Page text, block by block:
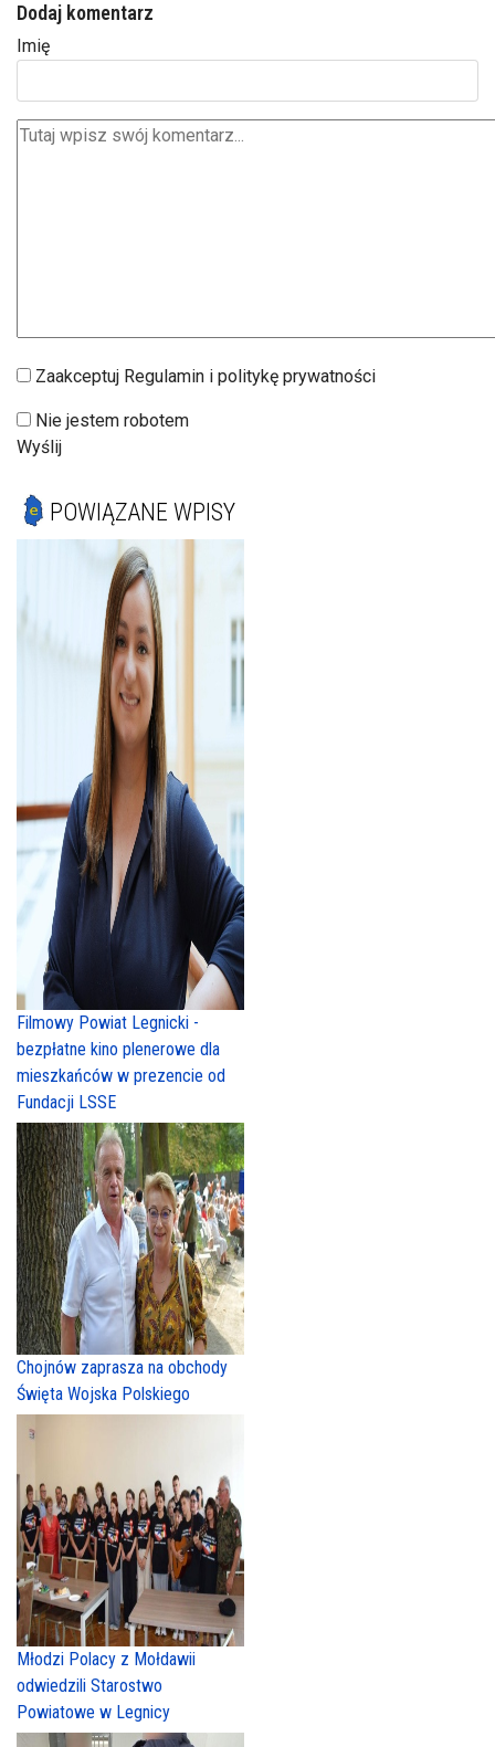
Dodaj komentarz
Imię
Zaakceptuj Regulamin i politykę prywatności
Nie jestem robotem
Wyślij
POWIĄZANE WPISY
Filmowy Powiat Legnicki -
bezpłatne kino plenerowe dla
mieszkańców w prezencie od
Fundacji LSSE
Chojnów zaprasza na obchody
Święta Wojska Polskiego
Młodzi Polacy z Mołdawii
odwiedzili Starostwo
Powiatowe w Legnicy